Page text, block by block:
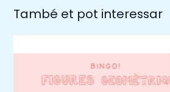
També et pot interessar